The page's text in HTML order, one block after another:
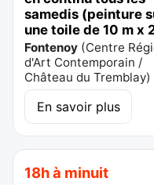
samedis (peinture
une toile de 10 m x
Fontenoy (Centre
d'Art Contemporain /
Château du Tremblay)
En savoir plus
18h à minuit